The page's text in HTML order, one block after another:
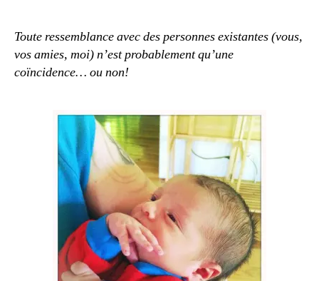
2
0
d’un
Toute ressemblance avec des personnes existantes (vous,
vos amies, moi) n’est probablement qu’une
coïncidence… ou non!